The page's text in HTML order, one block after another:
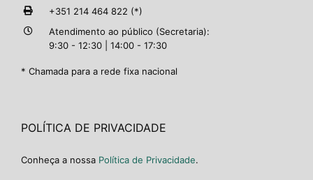
+351 214 464 822 (*)
Atendimento ao público (Secretaria):
9:30 - 12:30 | 14:00 - 17:30
* Chamada para a rede fixa nacional
POLÍTICA DE PRIVACIDADE
Conheça a nossa Política de Privacidade.